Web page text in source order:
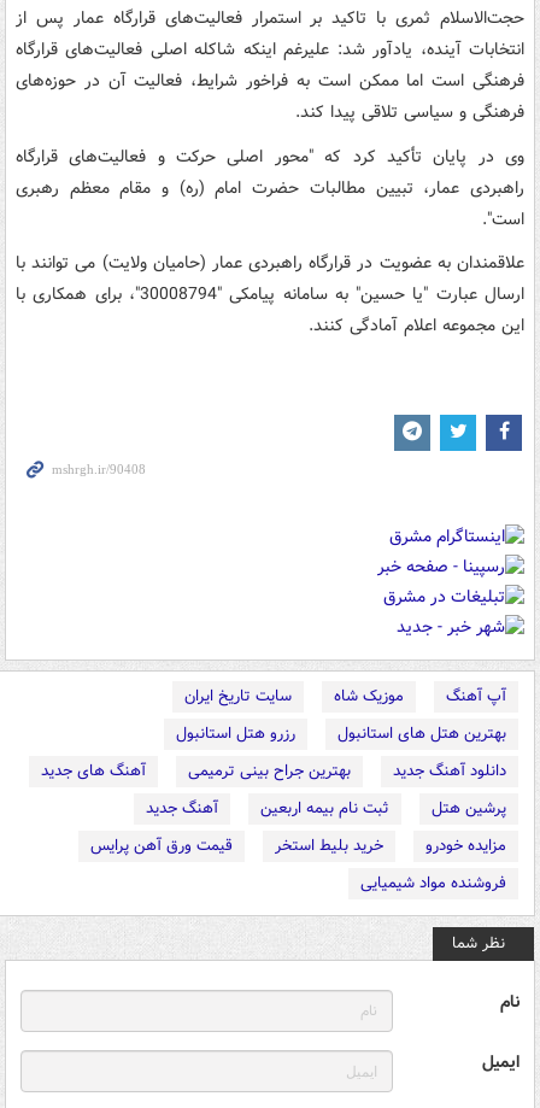
حجت‌الاسلام ثمری با تاکید بر استمرار فعالیت‌های قرارگاه عمار پس از
انتخابات آینده، یادآور شد: علیرغم اینکه شاکله اصلی فعالیت‌های قرارگاه
فرهنگی است اما ممکن است به فراخور شرایط، فعالیت آن در حوزه‌های
فرهنگی و سیاسی تلاقی پیدا کند.
وی در پایان تأکید کرد که "محور اصلی حرکت و فعالیت‌های‌ قرارگاه
راهبردی عمار، تبیین مطالبات حضرت امام (ره) و مقام معظم رهبری
است".
علاقمندان به عضویت در قرارگاه راهبردی عمار (حامیان ولایت) می توانند با
ارسال عبارت "یا حسین" به سامانه پیامکی "30008794"، برای همکاری با
این مجموعه اعلام آمادگی کنند.
آپ آهنگ موزیک شاه
سایت تاریخ ایران
بهترین هتل های استانبول
رزرو هتل استانبول
دانلود آهنگ جدید
بهترین جراح بینی ترمیمی
آهنگ های جدید
پرشین هتل
ثبت نام بیمه اربعین
آهنگ جدید
مزایده خودرو
خرید بلیط استخر
قیمت ورق آهن پرایس
فروشنده مواد شیمیایی
نظر شما
نام
ایمیل